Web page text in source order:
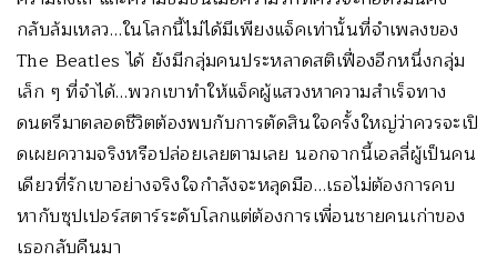
กลับล้มเหลว…ในโลกนี้ไม่ได้มีเพียงแจ็คเท่านั้นที่จำเพลงของ
The Beatles ได้ ยังมีกลุ่มคนประหลาดสติเฟื่องอีกหนึ่งกลุ่ม
เล็ก ๆ ที่จำได้…พวกเขาทำให้แจ็คผู้แสวงหาความสำเร็จทาง
ดนตรีมาตลอดชีวิตต้องพบกับการตัดสินใจครั้งใหญ่ว่าควรจะเปิ
ดเผยความจริงหรือปล่อยเลยตามเลย นอกจากนี้เอลลี่ผู้เป็นคน
เดียวที่รักเขาอย่างจริงใจกำลังจะหลุดมือ…เธอไม่ต้องการคบ
หากับซุปเปอร์สตาร์ระดับโลกแต่ต้องการเพื่อนชายคนเก่าของ
เธอกลับคืนมา